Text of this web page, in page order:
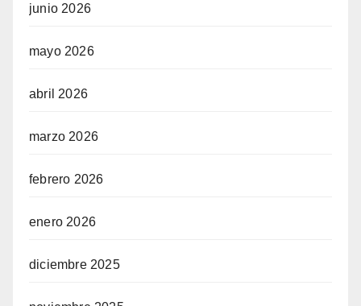
junio 2026
mayo 2026
abril 2026
marzo 2026
febrero 2026
enero 2026
diciembre 2025